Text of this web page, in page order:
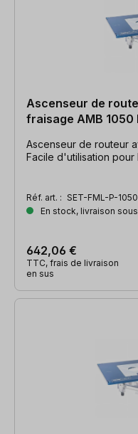
Ascenseur de
fraisage AMB 1050
Ascenseur de routeur
Facile
Réf. art. : SET-FML-P-
En stock, livraison
642,06 €
TTC, frais de livraison
en sus